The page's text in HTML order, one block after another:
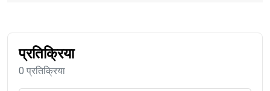
प्रतिक्रिया
0 प्रतिक्रिया